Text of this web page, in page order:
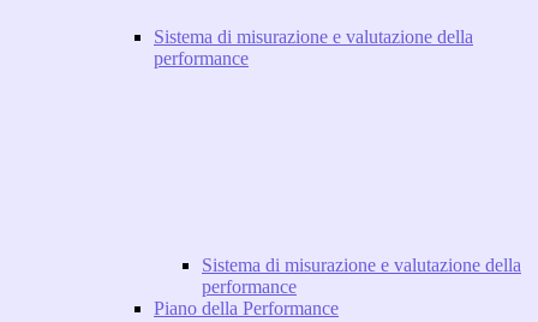
Sistema di misurazione e valutazione della
performance
Sistema di misurazione e valutazione della
performance
Piano della Performance